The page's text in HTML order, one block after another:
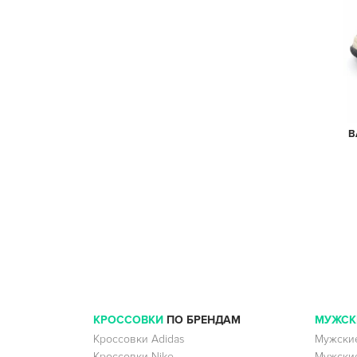
КРОССОВКИ ПО БРЕНДАМ
Кроссовки Adidas